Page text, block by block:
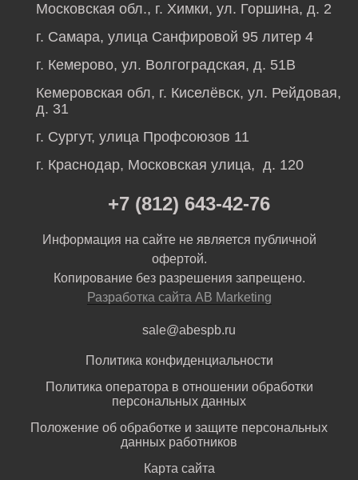
Московская обл., г. Химки, ул. Горшина, д. 2
г. Самара, улица Санфировой 95 литер 4
г. Кемерово, ул. Волгоградская, д. 51В
Кемеровская обл, г. Киселёвск, ул. Рейдовая,
д. 31
г. Сургут, улица Профсоюзов 11
г. Краснодар, Московская улица, д. 120
+7 (812) 643-42-76
Информация на сайте не является публичной
офертой.
Копирование без разрешения запрещено.
Разработка сайта AB Marketing
sale@abespb.ru
Политика конфиденциальности
Политика оператора в отношении обработки
персональных данных
Положение об обработке и защите персональных
данных работников
Карта сайта